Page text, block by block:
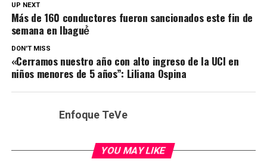
UP NEXT
Más de 160 conductores fueron sancionados este fin de
semana en Ibagué́
DON'T MISS
«Cerramos nuestro año con alto ingreso de la UCI en
niños menores de 5 años”: Liliana Ospina
Enfoque TeVe
YOU MAY LIKE